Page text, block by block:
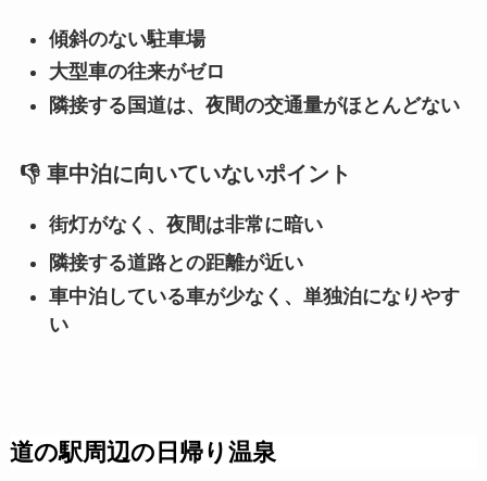
傾斜のない駐車場
大型車の往来がゼロ
隣接する国道は、夜間の交通量がほとんどない
👎 車中泊に向いていないポイント
街灯がなく、夜間は非常に暗い
隣接する道路との距離が近い
車中泊している車が少なく、単独泊になりやす
い
道の駅周辺の日帰り温泉